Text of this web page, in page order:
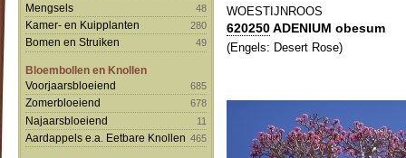
Mengsels 48
Kamer- en Kuipplanten 280
Bomen en Struiken 49
Bloembollen en Knollen
Voorjaarsbloeiend
685
Zomerbloeiend 678
Najaarsbloeiend 11
Aardappels e.a. Eetbare Knollen 465
WOESTIJNROOS
620250ADENIUM obesum
(Engels: Desert Rose)